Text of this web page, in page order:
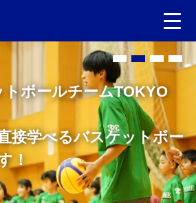
日本語
English
中文（簡体）
対象☆
ズ渋谷校 （バスケットボ
開校しています！